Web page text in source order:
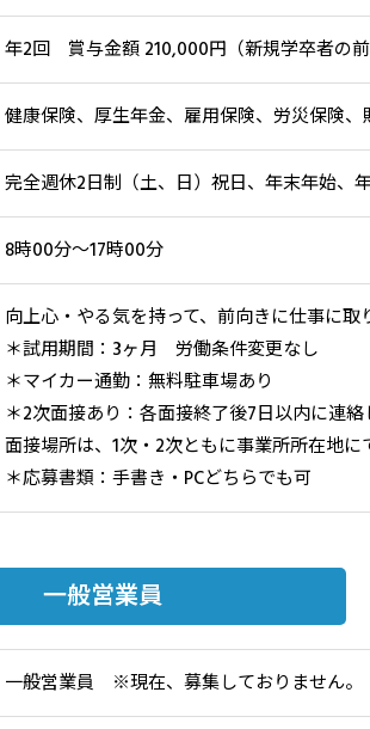
年2回 賞与金額 210,000円（新規学卒者の
健康保険、厚生年金、雇用保険、労災保険
完全週休2日制（土、日）祝日、年末年始、
8時00分～17時00分
向上心・やる気を持って、前向きに仕事に取
＊試用期間：3ヶ月 労働条件変更なし
＊マイカー通勤：無料駐車場あり
＊2次面接あり：各面接終了後7日以内に連絡
面接場所は、1次・2次ともに事業所所在地に
＊応募書類：手書き・PCどちらでも可
一般営業員
一般営業員 ※現在、募集しておりません。